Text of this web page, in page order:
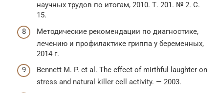
научных трудов по итогам, 2010. Т. 201. № 2. С.
15.
Методические рекомендации по диагностике,
лечению и профилактике гриппа у беременных,
2014 г.
Bennett M. P. et al. The effect of mirthful laughter on
stress and natural killer cell activity. — 2003.